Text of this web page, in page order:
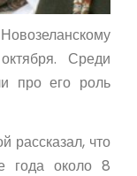
Среди
про его роль
рассказал, что
года около 8